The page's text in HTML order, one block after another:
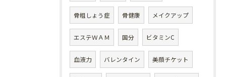
骨粗しょう症 骨健康 メイクアップ
エステＷＡＭ 国分 ビタミンC
血液力 バレンタイン 美顔チケット